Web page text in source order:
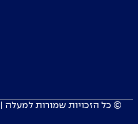
© כל הזכויות שמורות למעלה |